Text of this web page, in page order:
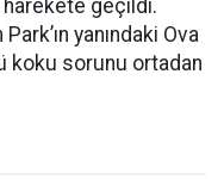
harekete geçildi.
yanındaki Ova
koku sorunu ortadan